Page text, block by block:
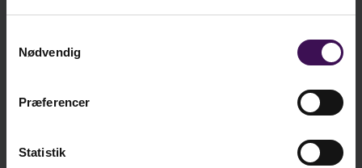
Nødvendig
Præferencer
Statistik
for pædagogisk arbejde.
Der er fokus på pædagoguddannelsen - og det er
udarbejdet med direkte sigte på den nye